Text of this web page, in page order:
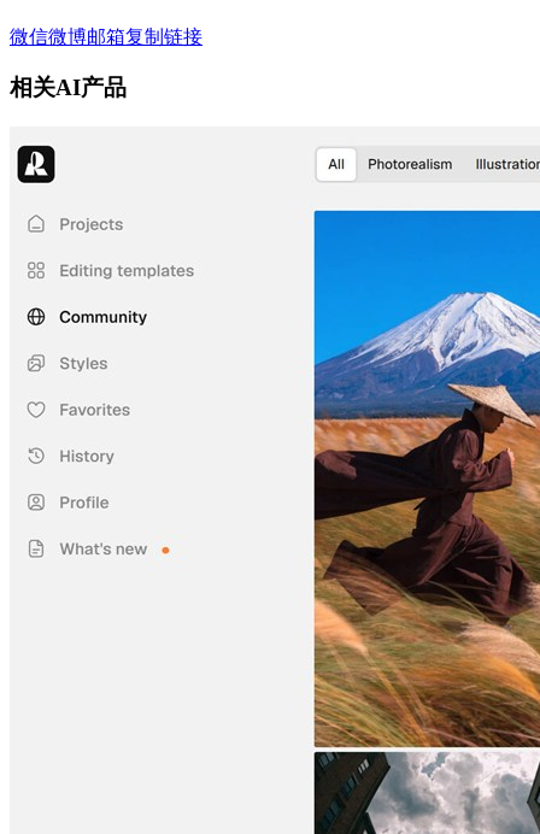
微信微博邮箱复制链接
相关AI产品